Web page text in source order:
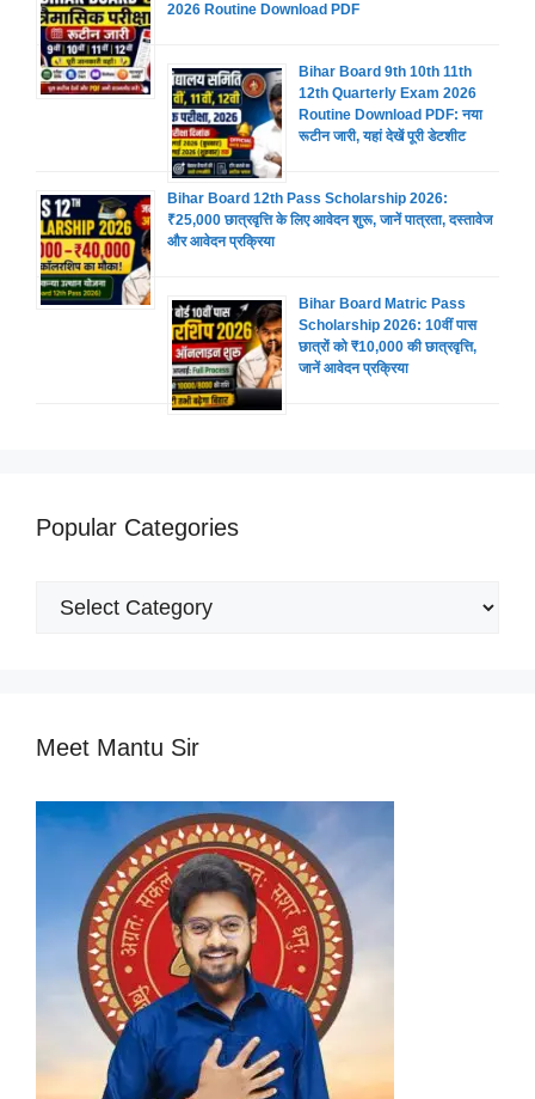
2026 Routine Download PDF
Bihar Board 9th 10th 11th
12th Quarterly Exam 2026
Routine Download PDF: नया
रूटीन जारी, यहां देखें पूरी डेटशीट
Bihar Board 12th Pass Scholarship 2026:
₹25,000 छात्रवृत्ति के लिए आवेदन शुरू, जानें पात्रता, दस्तावेज
और आवेदन प्रक्रिया
Bihar Board Matric Pass
Scholarship 2026: 10वीं पास
छात्रों को ₹10,000 की छात्रवृत्ति,
जानें आवेदन प्रक्रिया
Popular Categories
Popular
Meet Mantu Sir